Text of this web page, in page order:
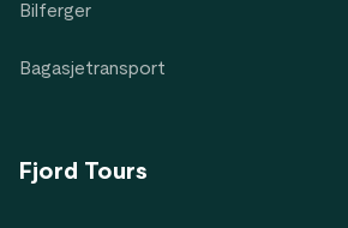
Bilferger
Bagasjetransport
Fjord Tours